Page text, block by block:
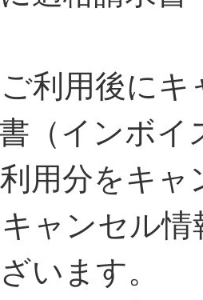
利用後に
（インボ
用分をキ
ャンセル
います。